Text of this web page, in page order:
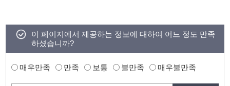
이 페이지에서 제공하는 정보에 대하여 어느 정도 만족
하셨습니까?
매우만족 만족 보통 불만족 매우불만족